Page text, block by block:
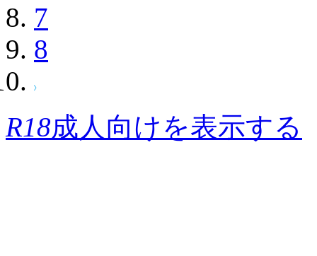
7
8
R18成人向けを表示する